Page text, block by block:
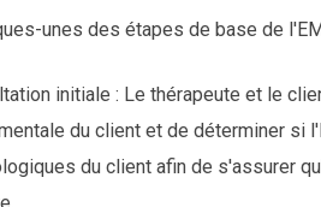
unes des étapes de base de
initiale : Le thérapeute et le
du client et de déterminer si
du client afin de s'assurer